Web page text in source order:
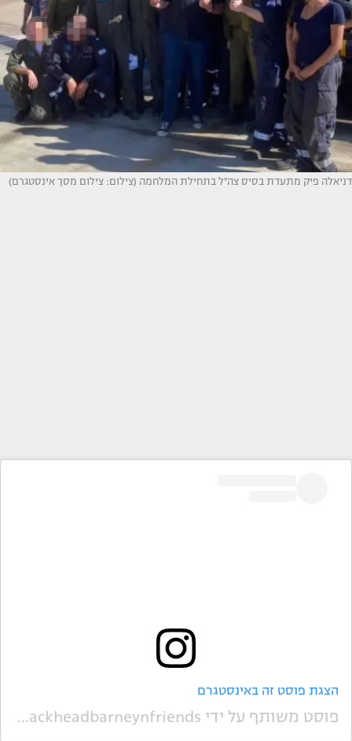
דניאלה פיק מתעדת בסיס צה''ל בתחילת המלחמה (צילום: צילום מסך אינסטגרם)
הצגת פוסט זה באינסטגרם
פוסט משותף על ידי ‏‎Crackheadbarneynfriends‎‏ (@‏‎crackheadbarneyandfriends__‎‏)